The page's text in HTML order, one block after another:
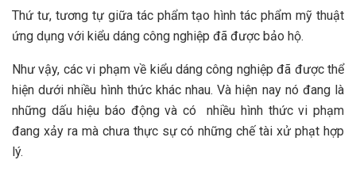
Thứ tư, tương tự giữa tác phẩm tạo hình tác phẩm mỹ thuật
ứng dụng với kiểu dáng công nghiệp đã được bảo hộ.
Như vậy, các vi phạm về kiểu dáng công nghiệp đã được thể
hiện dưới nhiều hình thức khác nhau. Và hiện nay nó đang là
những dấu hiệu báo động và có nhiều hình thức vi phạm
đang xảy ra mà chưa thực sự có những chế tài xử phạt hợp
lý.